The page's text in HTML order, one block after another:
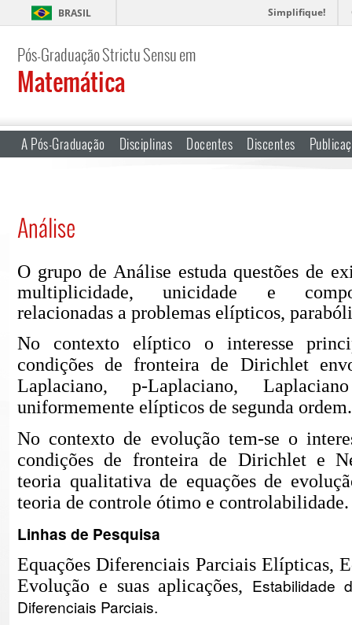
BRASIL Simplifique!
Pós-Graduação Strictu Sensu em
Matemática
A Pós-Graduação Disciplinas Docentes Discentes
Análise
O grupo de Análise estuda questões de
multiplicidade, unicidade e
relacionadas a problemas elípticos, parabó
No contexto elíptico o interesse
condições de fronteira de Dirichlet
Laplaciano, p-Laplaciano,
uniformemente elípticos de segunda ordem.
No contexto de evolução tem-se o
condições de fronteira de Dirichlet e
teoria qualitativa de equações de evolu
teoria de controle ótimo e controlabilidade.
Linhas de Pesquisa
Equações Diferenciais Parciais Elípticas,
Evolução e suas aplicações, Estabilidade
Diferenciais Parciais.